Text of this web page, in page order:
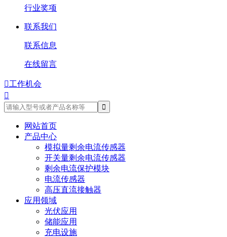
行业奖项
联系我们
联系信息
在线留言
工作机会

网站首页
产品中心
模拟量剩余电流传感器
开关量剩余电流传感器
剩余电流保护模块
电流传感器
高压直流接触器
应用领域
光伏应用
储能应用
充电设施